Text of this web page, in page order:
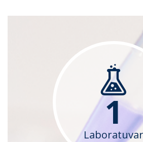
1
Laboratuvar